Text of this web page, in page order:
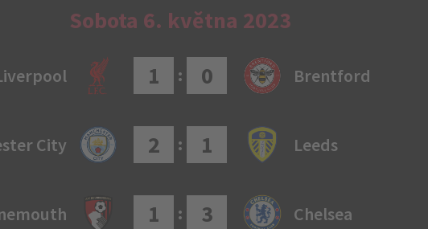
Sobota 6. května 2023
1 : 0 Brentford
City 2 : 1 Leeds
1 : 3 Chelsea